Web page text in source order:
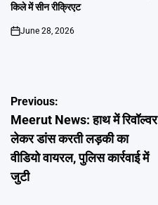
किले में सीन रीक्रिएट
on
June 28, 2026
Post
navigation
Previous:
Meerut News: हाथ में रिवॉल्वर
लेकर डांस करती लड़की का
वीडियो वायरल, पुलिस कार्रवाई में
जुटी